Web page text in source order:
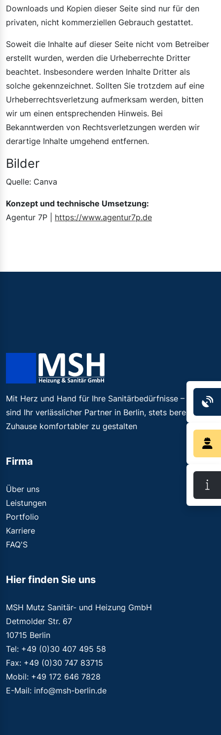
Downloads und Kopien dieser Seite sind nur für den
privaten, nicht kommerziellen Gebrauch gestattet.
Soweit die Inhalte auf dieser Seite nicht vom Betreiber
erstellt wurden, werden die Urheberrechte Dritter
beachtet. Insbesondere werden Inhalte Dritter als
solche gekennzeichnet. Sollten Sie trotzdem auf eine
Urheberrechtsverletzung aufmerksam werden, bitten
wir um einen entsprechenden Hinweis. Bei
Bekanntwerden von Rechtsverletzungen werden wir
derartige Inhalte umgehend entfernen.
Bilder
Quelle: Canva
Konzept und technische Umsetzung:
Agentur 7P | https://www.agentur7p.de
Mit Herz und Hand für Ihre Sanitärbedürfnisse – Wir
sind Ihr verlässlicher Partner in Berlin, stets bereit, Ihr
Zuhause komfortabler zu gestalten
Firma
Über uns
Leistungen
Portfolio
Karriere
FAQ'S
Hier finden Sie uns
MSH Mutz Sanitär- und Heizung GmbH
Detmolder Str. 67
10715 Berlin
Tel: +49 (0)30 407 495 58
Fax: +49 (0)30 747 83715
Mobil: +49 172 646 7828
E-Mail: info@msh-berlin.de